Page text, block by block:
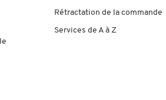
Rétractation de la commande
Services de A à Z